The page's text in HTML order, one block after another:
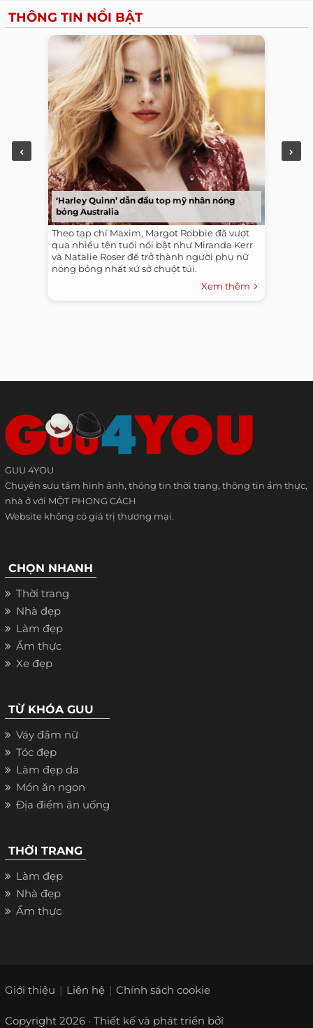
THÔNG TIN NỔI BẬT
‘Harley Quinn’ dẫn đầu top mỹ nhân nóng
bỏng Australia
Theo tạp chí Maxim, Margot Robbie đã vượt
qua nhiều tên tuổi nổi bật như Miranda Kerr
và Natalie Roser để trở thành người phụ nữ
nóng bỏng nhất xứ sở chuột túi.
Xem thêm
GUU 4YOU
Chuyên sưu tầm hình ảnh, thông tin thời trang, thông tin ẩm thực,
nhà ở với MỘT PHONG CÁCH
Website không có giá trị thương mại.
CHỌN NHANH
Thời trang
Nhà đẹp
Làm đẹp
Ẩm thực
Xe đẹp
TỪ KHÓA GUU
Váy đầm nữ
Tóc đẹp
Làm đẹp da
Món ăn ngon
Địa điểm ăn uống
THỜI TRANG
Làm đẹp
Nhà đẹp
Ẩm thực
Giới thiệu Liên hệ Chính sách cookie
Copyright 2026 · Thiết kế và phát triển bởi